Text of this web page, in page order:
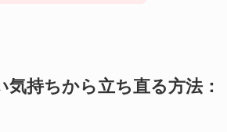
気持ちから立ち直る方法：